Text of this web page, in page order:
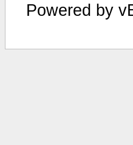
Powered by